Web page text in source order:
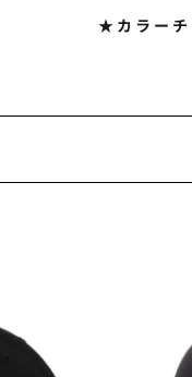
★カラーチ
）